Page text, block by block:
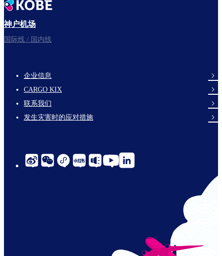
神户机场
国际线 / 国内线
footer-
links-
en-
企业信息
CARGO KIX
联系我们
发生灾害时的应对措施
social-